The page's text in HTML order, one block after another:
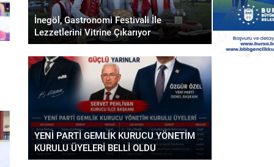
İnegöl, Gastronomi Festivali İle
Lezzetlerini Vitrine Çıkarıyor
YENİ PARTİ GEMLİK KURUCU YÖNETİM
KURULU ÜYELERİ BELLİ OLDU